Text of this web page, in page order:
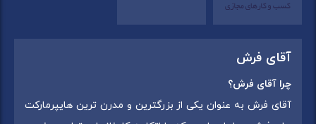
آقای فرش
چرا آقای فرش؟
آقای فرش به عنوان یکی از بزرگترین و مدرن ترین هایپرمارکت